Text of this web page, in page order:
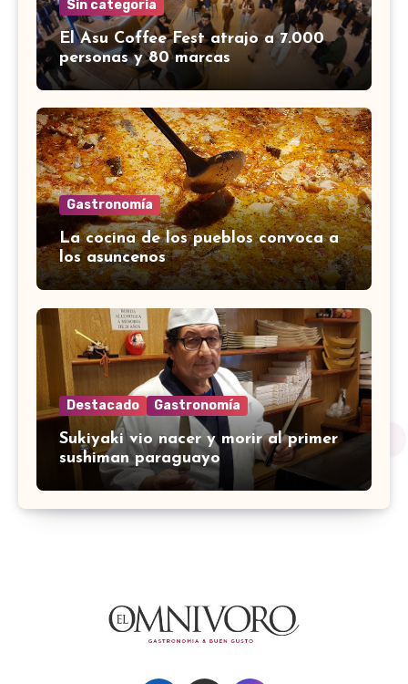
Sin categoría
El Asu Coffee Fest atrajo a 7.000
personas y 80 marcas
Gastronomía
La cocina de los pueblos convoca a
los asuncenos
Destacado Gastronomía
Sukiyaki vio nacer y morir al primer
sushiman paraguayo